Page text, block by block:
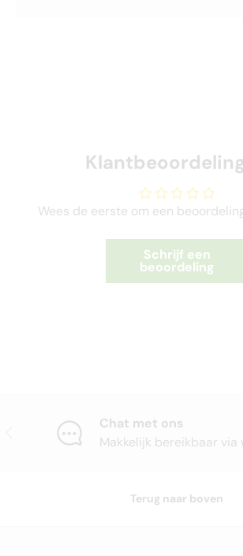
Wees de eerste om een
Schrijf een
beoordeling
Chat met ons
Makkelijk bereikbaar via
Terug naar boven